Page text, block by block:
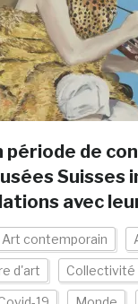
période de
Suisses
avec
Art contemporain
d'art